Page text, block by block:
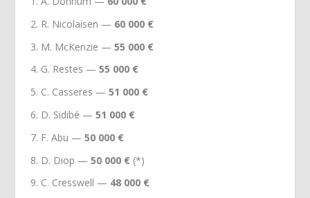
R. Nicolaisen — 60 000 €
M. McKenzie — 55 000 €
G. Restes — 55 000 €
C. Casseres — 51 000 €
D. Sidibé — 51 000 €
F. Abu — 50 000 €
D. Diop — 50 000 € (*)
C. Cresswell — 48 000 €